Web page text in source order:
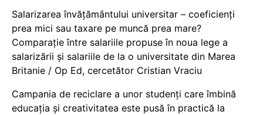
Salarizarea învățământului universitar – coeficienți
prea mici sau taxare pe muncă prea mare?
Comparație între salariile propuse în noua lege a
salarizării și salariile de la o universitate din Marea
Britanie / Op Ed, cercetător Cristian Vraciu
Campania de reciclare a unor studenți care îmbină
educația și creativitatea este pusă în practică la